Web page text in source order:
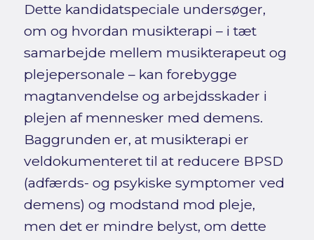
Dette kandidatspeciale undersøger,
om og hvordan musikterapi – i tæt
samarbejde mellem musikterapeut og
plejepersonale – kan forebygge
magtanvendelse og arbejdsskader i
plejen af mennesker med demens.
Baggrunden er, at musikterapi er
veldokumenteret til at reducere BPSD
(adfærds- og psykiske symptomer ved
demens) og modstand mod pleje,
men det er mindre belyst, om dette